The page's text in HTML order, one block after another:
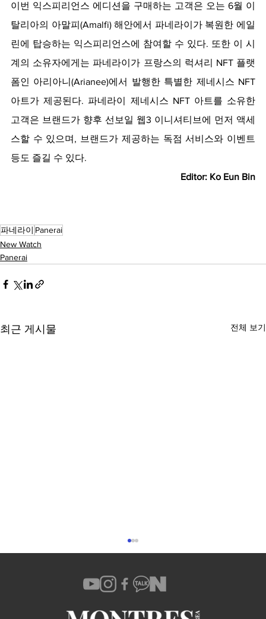
이번 익스피리언스 에디션을 구매하는 고객은 오는 6월 이
탈리아의 아말피(Amalfi) 해안에서 파네라이가 복원한 에일
린에 탑승하는 익스피리언스에 참여할 수 있다. 또한 이 시
계의 소유자에게는 파네라이가 프랑스의 럭셔리 NFT 플랫
폼인 아리아니(Arianee)에서 발행한 특별한 제네시스 NFT
아트가 제공된다. 파네라이 제네시스 NFT 아트를 소유한
고객은 브랜드가 향후 선보일 웹3 이니셔티브에 먼저 액세
스할 수 있으며, 브랜드가 제공하는 독점 서비스와 이벤트
등도 즐길 수 있다.
Editor: Ko Eun Bin
파네라이 Panerai
New Watch
Panerai
최근 게시물 전체 보기